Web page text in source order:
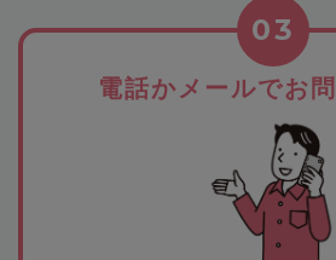
電話かメールでお
03